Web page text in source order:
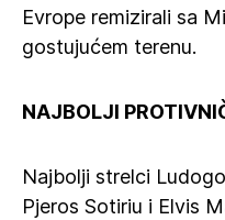
Evrope remizirali sa
gostujućem terenu.
NAJBOLJI
Najbolji strelci
Pjeros Sotiriu i Elvis